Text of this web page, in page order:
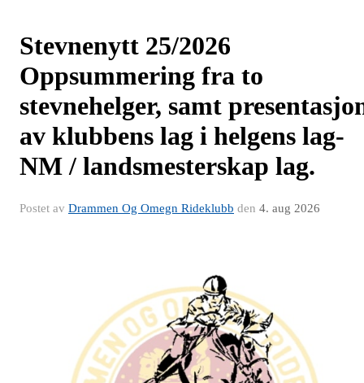
Stevnenytt 25/2026
Oppsummering fra to
stevnehelger, samt
av klubbens lag i helgens lag-
NM / landsmesterskap lag.
Postet av Drammen Og Omegn Rideklubb den 4. aug 2026